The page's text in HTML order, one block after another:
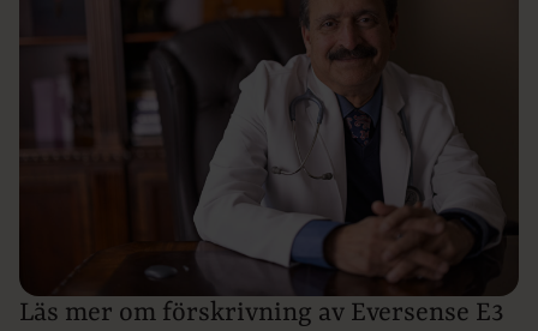
Läs mer om förskrivning av Eversense E3